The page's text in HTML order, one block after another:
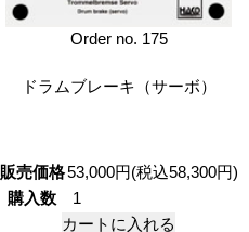
Order no. 175
ドラムブレーキ（サーボ）
販売価格53,000円(税込58,300円)
購入数